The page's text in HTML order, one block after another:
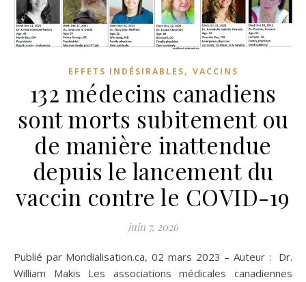
EFFETS INDÉSIRABLES, VACCINS
132 médecins canadiens
sont morts subitement ou
de manière inattendue
depuis le lancement du
vaccin contre le COVID-19
juin 7, 2026
Publié par Mondialisation.ca, 02 mars 2023 – Auteur : Dr.
William Makis Les associations médicales canadiennes